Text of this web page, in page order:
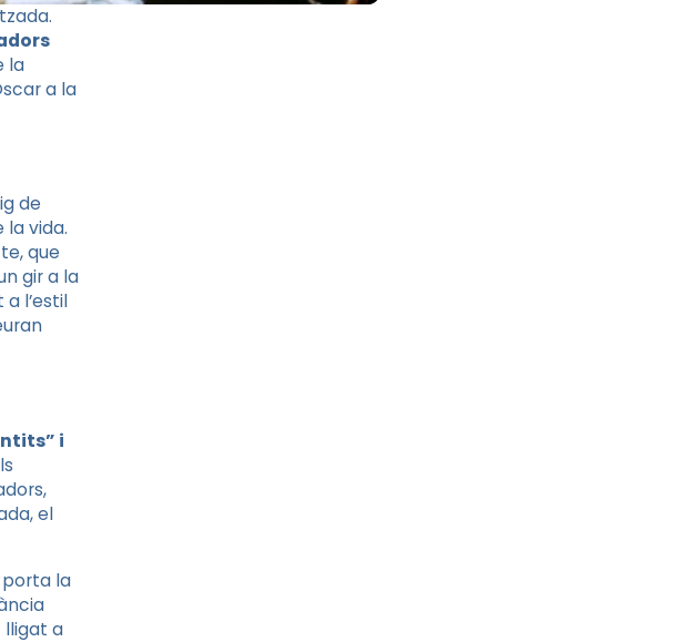
la
a la
de
la vida.
, que
gir a la
l’estil
i
el
porta la
lligat a